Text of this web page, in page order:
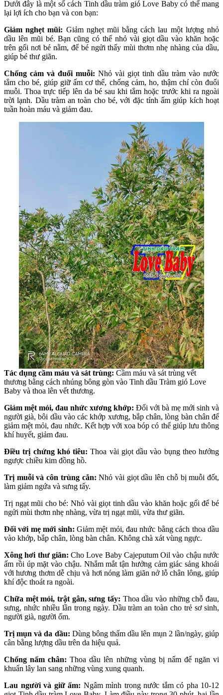
Dưới đây là một số cách Tinh dầu tràm gió Love Baby có thể mang
lại lợi ích cho bạn và con bạn:
Giảm nghẹt mũi: Giảm nghẹt mũi bằng cách lau một lượng nhỏ
dầu lên mũi bé. Bạn cũng có thể nhỏ vài giọt dầu vào khăn hoặc
trên gối nơi bé nằm, để bé ngửi thấy mùi thơm nhẹ nhàng của dầu,
giúp bé thư giãn.
Chống cảm và đuổi muỗi: Nhỏ vài giọt tinh dầu tràm vào nước
tắm cho bé, giúp giữ ấm cơ thể, chống cảm, ho, thậm chí còn đuổi
muỗi. Thoa trực tiếp lên da bé sau khi tắm hoặc trước khi ra ngoài
trời lạnh. Dầu tràm an toàn cho bé, với đặc tính ấm giúp kích hoạt
tuần hoàn máu và giảm đau.
Tác dụng cầm máu và sát trùng: Cầm máu và sát trùng vết
thương bằng cách nhúng bông gòn vào Tinh dầu Tràm gió Love
Baby và thoa lên vết thương.
Giảm mệt mỏi, đau nhức xương khớp: Đối với bà mẹ mới sinh và
người già, bôi dầu vào các khớp xương, bắp chân, lòng bàn chân để
giảm mệt mỏi, đau nhức. Kết hợp với xoa bóp có thể giúp lưu thông
khí huyết, giảm đau.
Điều trị chứng khó tiêu:Thoa vài giọt dầu vào bụng theo hướng
ngược chiều kim đồng hồ.
Trị muỗi và côn trùng cắn: Nhỏ vài giọt dầu lên chỗ bị muỗi đốt,
làm giảm ngứa và sưng tấy.
Trị ngạt mũi cho bé: Nhỏ vài giọt tinh dầu vào khăn hoặc gối để bé
ngửi mùi thơm nhẹ nhàng, vừa trị ngạt mũi, vừa thư giãn.
Đối với mẹ mới sinh: Giảm mệt mỏi, đau nhức bằng cách thoa dầu
vào khớp, bắp chân, lòng bàn chân. Không chà xát vùng ngực.
Xông hơi thư giãn: Cho Love Baby Cajeputum Oil vào chậu nước
ấm rồi úp mặt vào chậu. Nhắm mắt tận hưởng cảm giác sảng khoái
với hương thơm dễ chịu và hơi nóng làm giãn nở lỗ chân lông, giúp
khí độc thoát ra ngoài.
Chữa mệt mỏi, trật gân, sưng tấy: Thoa dầu vào những chỗ đau,
sưng, nhức nhiều lần trong ngày. Dầu tràm an toàn cho trẻ sơ sinh,
người già, người ốm.
Trị mụn và da dầu: Dùng bông thấm dầu lên mụn 2 lần/ngày, giúp
cân bằng lượng dầu trên da hiệu quả.
Chống nấm chân: Thoa dầu lên những vùng bị nấm để ngăn vi
khuẩn lây lan sang những vùng xung quanh.
Lau người và giữ ấm: Ngâm mình trong nước tắm có pha 10-12